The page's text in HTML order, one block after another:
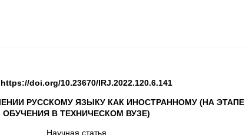
doi.org/10.23670/IRJ.2022.120.6.141
РУССКОМУ ЯЗЫКУ КАК ИНОСТРАННОМУ (НА
ОБУЧЕНИЯ В ТЕХНИЧЕСКОМ ВУЗЕ)
Научная статья